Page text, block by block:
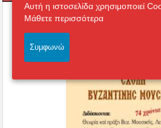
Αυτή η ιστοσελίδα χρησιμοποιεί
Μάθετε περισσότερα
Συμφωνώ